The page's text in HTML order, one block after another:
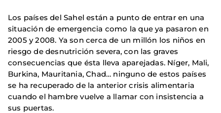
Los países del Sahel están a punto de entrar en una
situación de emergencia como la que ya pasaron en
2005 y 2008. Ya son cerca de un millón los niños en
riesgo de desnutrición severa, con las graves
consecuencias que ésta lleva aparejadas. Níger, Mali,
Burkina, Mauritania, Chad… ninguno de estos países
se ha recuperado de la anterior crisis alimentaria
cuando el hambre vuelve a llamar con insistencia a
sus puertas.